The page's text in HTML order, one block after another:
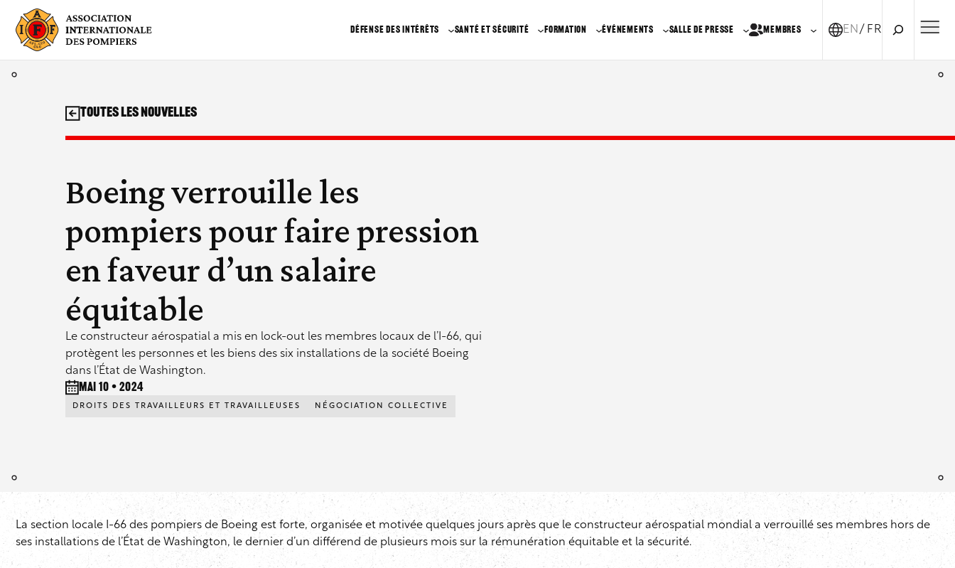
contenu
DÉFENSE DES INTÉRÊTS SANTÉ ET SÉCURITÉ FORMATION ÉVÉNEMENTS SALLE DE PRESSE MEMBRES EN FR-CA
Boeing verrouille les
pompiers pour faire pression
en faveur d’un salaire
équitable
Le constructeur aérospatial a mis en lock-out les membres locaux de l’I-66, qui
protègent les personnes et les biens des six installations de la société Boeing
dans l’État de Washington.
mai 10 • 2024
DROITS DES TRAVAILLEURS ET TRAVAILLEUSES NÉGOCIATION COLLECTIVE
Toutes les nouvelles
La section locale I-66 des pompiers de Boeing est forte, organisée et motivée quelques jours après que le constructeur aérospatial mondial a verrouillé ses membres hors de
ses installations de l’État de Washington, le dernier d’un différend de plusieurs mois sur la rémunération équitable et la sécurité.